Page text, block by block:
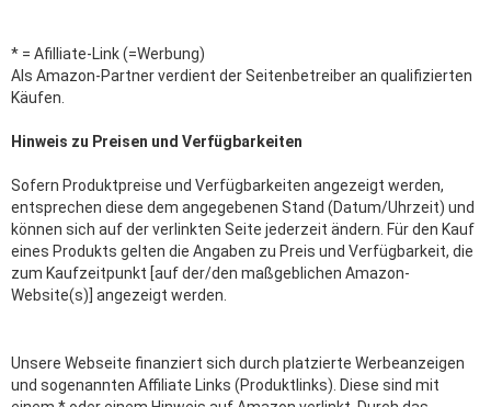
* = Afilliate-Link (=Werbung)
Als Amazon-Partner verdient der Seitenbetreiber an qualifizierten
Käufen.
Hinweis zu Preisen und Verfügbarkeiten
Sofern Produktpreise und Verfügbarkeiten angezeigt werden,
entsprechen diese dem angegebenen Stand (Datum/Uhrzeit) und
können sich auf der verlinkten Seite jederzeit ändern. Für den Kauf
eines Produkts gelten die Angaben zu Preis und Verfügbarkeit, die
zum Kaufzeitpunkt [auf der/den maßgeblichen Amazon-
Website(s)] angezeigt werden.
Unsere Webseite finanziert sich durch platzierte Werbeanzeigen
und sogenannten Affiliate Links (Produktlinks). Diese sind mit